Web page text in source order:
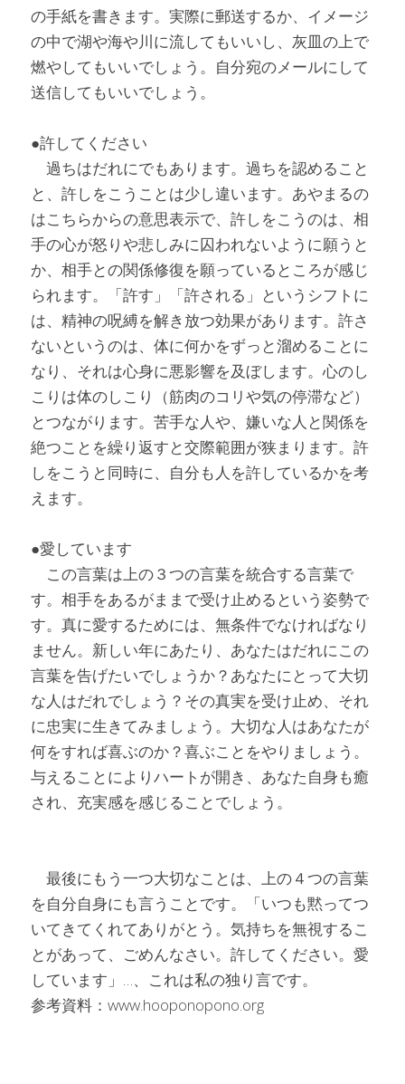
の手紙を書きます。実際に郵送するか、イメージ
の中で湖や海や川に流してもいいし、灰皿の上で
燃やしてもいいでしょう。自分宛のメールにして
送信してもいいでしょう。
●許してください
過ちはだれにでもあります。過ちを認めること
と、許しをこうことは少し違います。あやまるの
はこちらからの意思表示で、許しをこうのは、相
手の心が怒りや悲しみに囚われないように願うと
か、相手との関係修復を願っているところが感じ
られます。「許す」「許される」というシフトに
は、精神の呪縛を解き放つ効果があります。許さ
ないというのは、体に何かをずっと溜めることに
なり、それは心身に悪影響を及ぼします。心のし
こりは体のしこり（筋肉のコリや気の停滞など）
とつながります。苦手な人や、嫌いな人と関係を
絶つことを繰り返すと交際範囲が狭まります。許
しをこうと同時に、自分も人を許しているかを考
えます。
●愛しています
この言葉は上の３つの言葉を統合する言葉で
す。相手をあるがままで受け止めるという姿勢で
す。真に愛するためには、無条件でなければなり
ません。新しい年にあたり、あなたはだれにこの
言葉を告げたいでしょうか？あなたにとって大切
な人はだれでしょう？その真実を受け止め、それ
に忠実に生きてみましょう。大切な人はあなたが
何をすれば喜ぶのか？喜ぶことをやりましょう。
与えることによりハートが開き、あなた自身も癒
され、充実感を感じることでしょう。
最後にもう一つ大切なことは、上の４つの言葉
を自分自身にも言うことです。「いつも黙ってつ
いてきてくれてありがとう。気持ちを無視するこ
とがあって、ごめんなさい。許してください。愛
しています」…、これは私の独り言です。
参考資料：www.hooponopono.org